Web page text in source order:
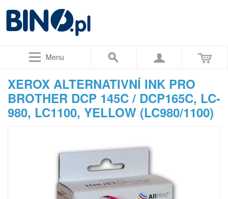
Menu
XEROX ALTERNATIVNÍ INK PRO
BROTHER DCP 145C / DCP165C, LC-
980, LC1100, YELLOW (LC980/1100)